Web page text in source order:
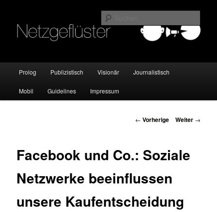
Netzgeflüster
Zum
Inhalt
Prolog Publizistisch Visionär Journalistisch
Mobil Guidelines Impressum
Beitrags-
← Vorherige Weiter →
Facebook und Co.: Soziale
Netzwerke beeinflussen
unsere Kaufentscheidung